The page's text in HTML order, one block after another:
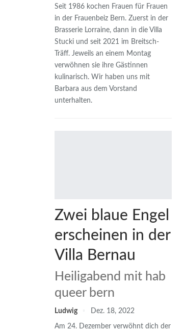
Seit 1986 kochen Frauen für Frauen
in der Frauenbeiz Bern. Zuerst in der
Brasserie Lorraine, dann in die Villa
Stucki und seit 2021 im Breitsch-
Träff. Jeweils an einem Montag
verwöhnen sie ihre Gästinnen
kulinarisch. Wir haben uns mit
Barbara aus dem Vorstand
unterhalten.
Zwei blaue Engel
erscheinen in der
Villa Bernau
Heiligabend mit hab
queer bern
Ludwig Dez. 18, 2022
Am 24. Dezember verwöhnt dich der